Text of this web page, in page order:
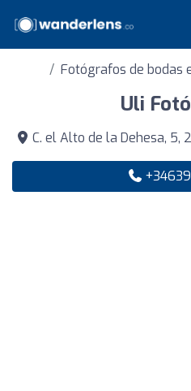
Fotógrafos de bodas
Uli
C. el Alto de la Dehesa, 5,